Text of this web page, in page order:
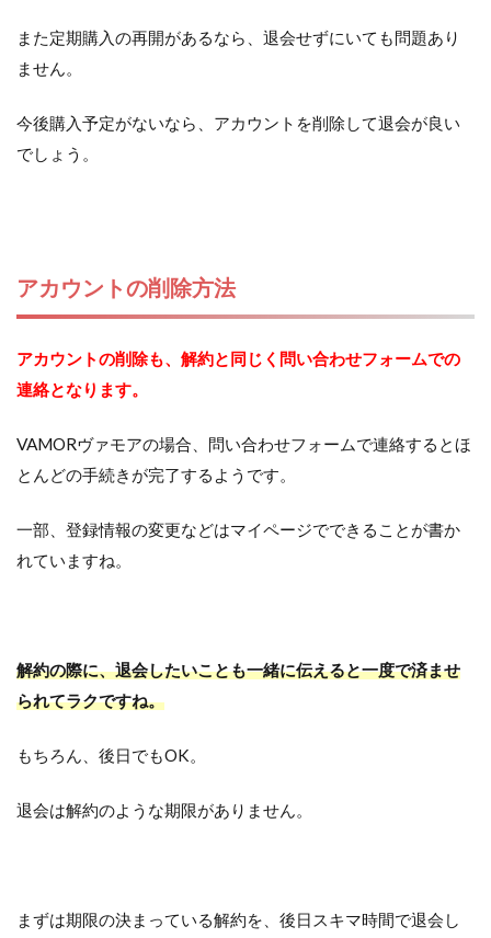
また定期購入の再開があるなら、退会せずにいても問題あり
ません。
今後購入予定がないなら、アカウントを削除して退会が良い
でしょう。
アカウントの削除方法
アカウントの削除も、解約と同じく問い合わせフォームでの
連絡となります。
VAMORヴァモアの場合、問い合わせフォームで連絡するとほ
とんどの手続きが完了するようです。
一部、登録情報の変更などはマイページでできることが書か
れていますね。
解約の際に、退会したいことも一緒に伝えると一度で済ませ
られてラクですね。
もちろん、後日でもOK。
退会は解約のような期限がありません。
まずは期限の決まっている解約を、後日スキマ時間で退会し